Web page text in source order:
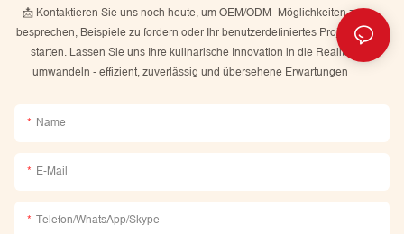
📩 Kontaktieren Sie uns noch heute, um OEM/ODM -Möglichkeiten zu
besprechen, Beispiele zu fordern oder Ihr benutzerdefiniertes Projekt zu
starten. Lassen Sie uns Ihre kulinarische Innovation in die Realität
umwandeln - effizient, zuverlässig und übersehene Erwartungen
Name
E-Mail
Telefon/WhatsApp/Skype